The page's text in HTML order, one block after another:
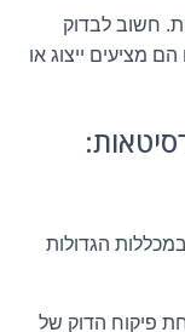
חשוב לבדוק
מציעים ייצוג או
הגדולות
פיקוח הדוק של